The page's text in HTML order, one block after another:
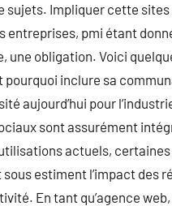
sujets. Impliquer cette sites
entreprises, pmi étant
une obligation. Voici
pourquoi inclure sa
aujourd’hui pour
sont assurément
actuels,
sous estiment l’impact des
En tant qu’agence